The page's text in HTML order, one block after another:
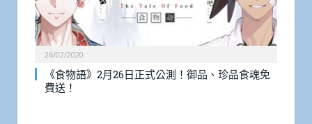
26/02/2020
《食物語》2月26日正式公測！御品、珍品食魂免
費送！